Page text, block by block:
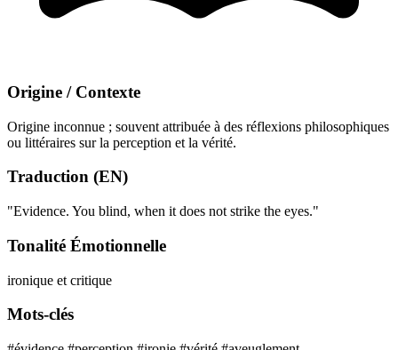
Origine / Contexte
Origine inconnue ; souvent attribuée à des réflexions philosophiques
ou littéraires sur la perception et la vérité.
Traduction (EN)
"Evidence. You blind, when it does not strike the eyes."
Tonalité Émotionnelle
ironique et critique
Mots-clés